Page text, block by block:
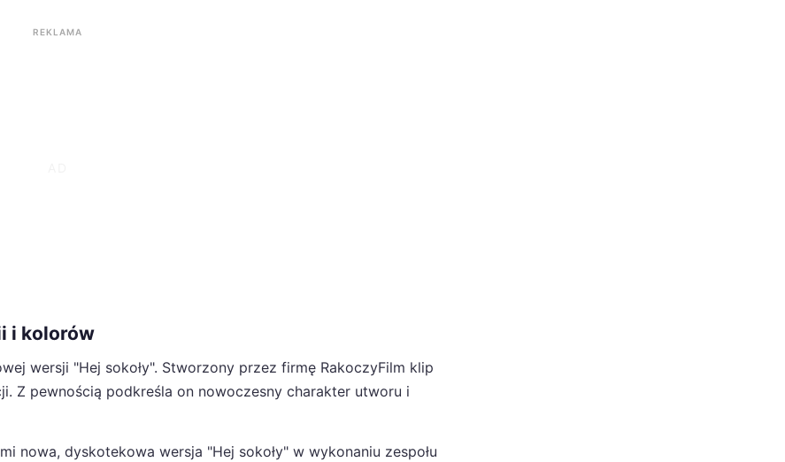
REKLAMA
i kolorów
wersji "Hej sokoły". Stworzony przez firmę RakoczyFilm klip
Z pewnością podkreśla on nowoczesny charakter utworu i
nowa, dyskotekowa wersja "Hej sokoły" w wykonaniu zespołu